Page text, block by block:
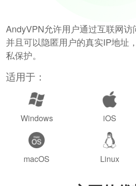
AndyVPN允许用户通过互联网访
并且可以隐匿用户的真实IP地址
私保护。
适用于：
Windows iOS
macOS Linux